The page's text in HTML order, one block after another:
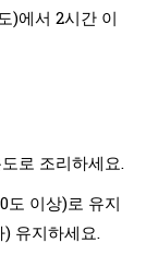
)에서 2시간 이
로 조리하세요.
도 이상)로 유지
유지하세요.